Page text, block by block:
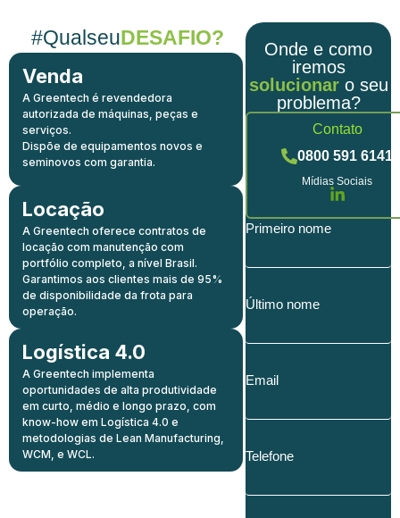
#QualseuDESAFIO?
Venda
A Greentech é revendedora
autorizada de máquinas, peças e
serviços.
Dispõe de equipamentos novos e
seminovos com garantia.
Locação
A Greentech oferece contratos de
locação com manutenção com
portfólio completo, a nível Brasil.
Garantimos aos clientes mais de 95%
de disponibilidade da frota para
operação.
Logística 4.0
A Greentech implementa
oportunidades de alta produtividade
em curto, médio e longo prazo, com
know-how em Logística 4.0 e
metodologias de Lean Manufacturing,
WCM, e WCL.
Onde e como
iremos
solucionaro seu
problema?
Contato
0800 591 6141
Mídias Sociais
Primeiro nome
Último nome
Email
Telefone